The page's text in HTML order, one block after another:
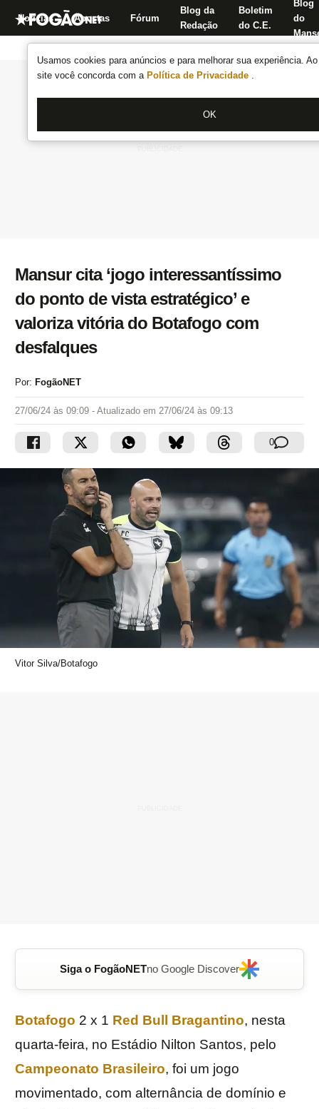
Usamos cookies para anúncios e para melhorar sua experiência.
site você concorda com a Política de Privacidade .
OK
Notícias Apostas Fórum
Blog da
Redação
Boletim
do C.E.
Blog
do
Mansur cita ‘jogo interessantíssimo
do ponto de vista estratégico’ e
valoriza vitória do Botafogo com
desfalques
Por: FogãoNET
27/06/24 às 09:09 - Atualizado em 27/06/24 às 09:13
0
Vitor Silva/Botafogo
Siga o FogãoNETno Google Discover
Botafogo 2 x 1 Red Bull Bragantino, nesta
quarta-feira, no Estádio Nilton Santos, pelo
Campeonato Brasileiro, foi um jogo
movimentado, com alternância de domínio e